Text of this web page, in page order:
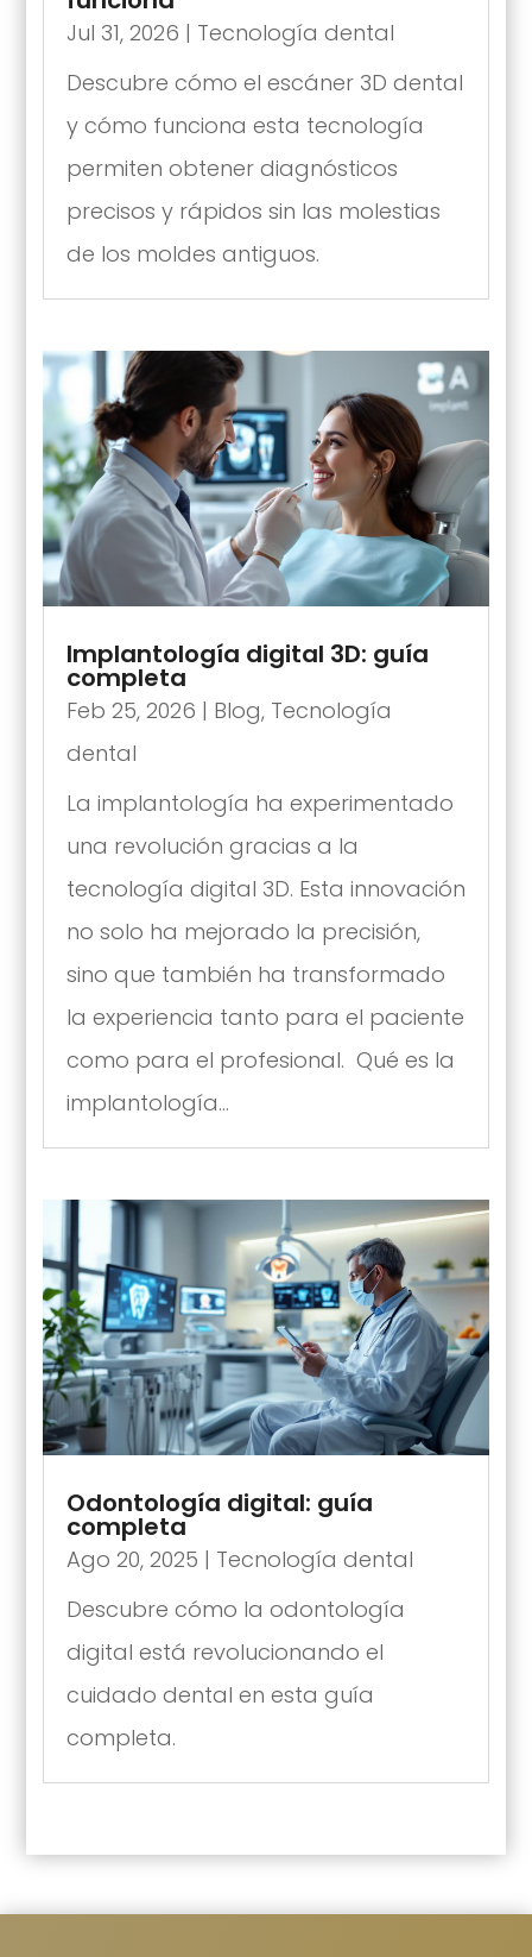
Jul 31, 2026 | Tecnología dental
Descubre cómo el escáner 3D dental
y cómo funciona esta tecnología
permiten obtener diagnósticos
precisos y rápidos sin las molestias
de los moldes antiguos.
Implantología digital 3D: guía
completa
Feb 25, 2026 | Blog, Tecnología
dental
La implantología ha experimentado
una revolución gracias a la
tecnología digital 3D. Esta innovación
no solo ha mejorado la precisión,
sino que también ha transformado
la experiencia tanto para el paciente
como para el profesional. Qué es la
implantología...
Odontología digital: guía
completa
Ago 20, 2025 | Tecnología dental
Descubre cómo la odontología
digital está revolucionando el
cuidado dental en esta guía
completa.